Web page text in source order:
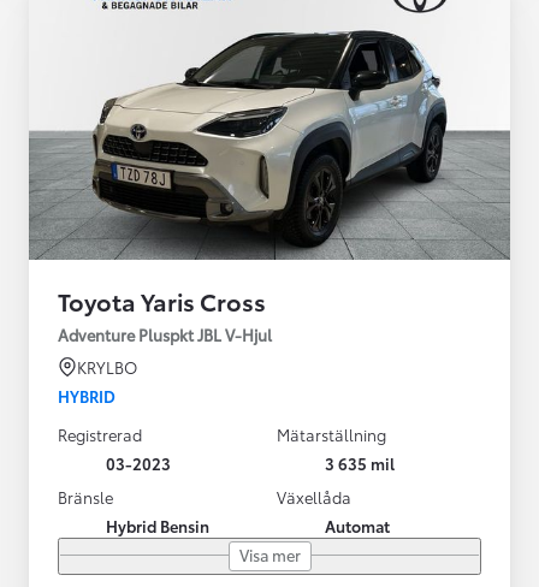
Toyota Yaris Cross
Adventure Pluspkt JBL V-Hjul
KRYLBO
HYBRID
Registrerad
03-2023
Mätarställning
3 635 mil
Bränsle
Hybrid Bensin
Växellåda
Automat
Visa mer